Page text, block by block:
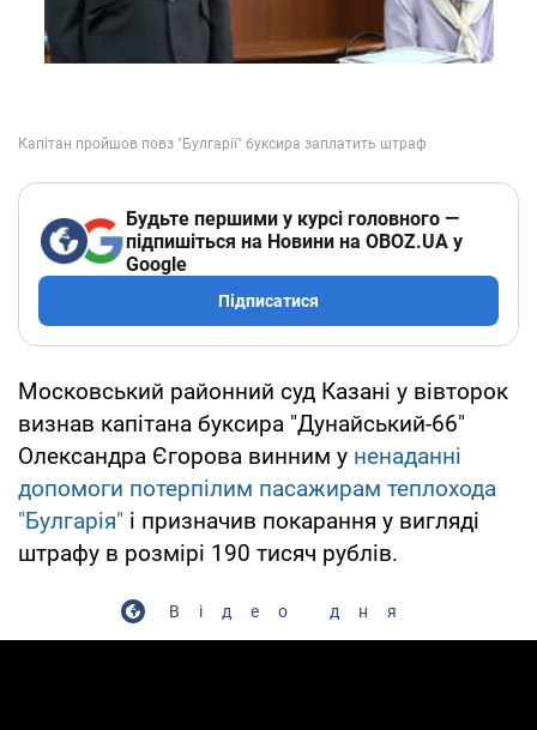
Будьте першими у курсі головного —
підпишіться на Новини на OBOZ.UA у
Google
Підписатися
Московський районний суд Казані у вівторок
визнав капітана буксира "Дунайський-66"
Олександра Єгорова винним у ненаданні
допомоги потерпілим пасажирам теплохода
"Булгарія" і призначив покарання у вигляді
штрафу в розмірі 190 тисяч рублів.
Відео дня